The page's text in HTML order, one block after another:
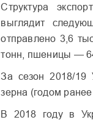
Структура
выглядит
отправлено 3,6
тонн, пшеницы —
За сезон 2018/19
зерна (годом
В 2018 году в